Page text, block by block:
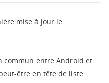
mise à jour le:
commun entre Android et
être en tête de liste.